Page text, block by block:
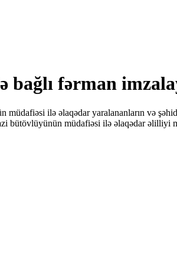
bağlı fərman
ilə əlaqədar yaralananların və
bütövlüyünün müdafiəsi ilə əlaqədar